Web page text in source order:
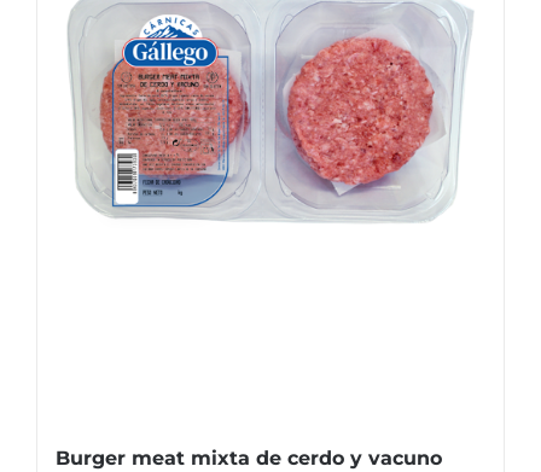
Burger meat mixta de cerdo y vacuno